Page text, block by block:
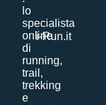
i-Run.it